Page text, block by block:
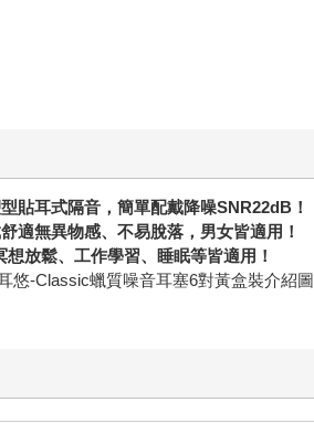
貼耳式隔音，簡單配戴降噪SNR22dB！
適無異物感、不易脫落，男女皆適用！
放鬆、工作學習、睡眠等皆適用！